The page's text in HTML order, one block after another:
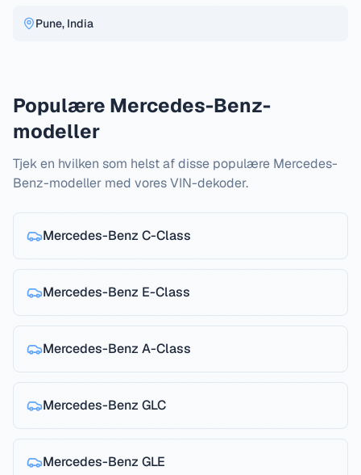
Pune, India
Populære Mercedes-Benz-
modeller
Tjek en hvilken som helst af disse populære Mercedes-
Benz-modeller med vores VIN-dekoder.
Mercedes-Benz C-Class
Mercedes-Benz E-Class
Mercedes-Benz A-Class
Mercedes-Benz GLC
Mercedes-Benz GLE